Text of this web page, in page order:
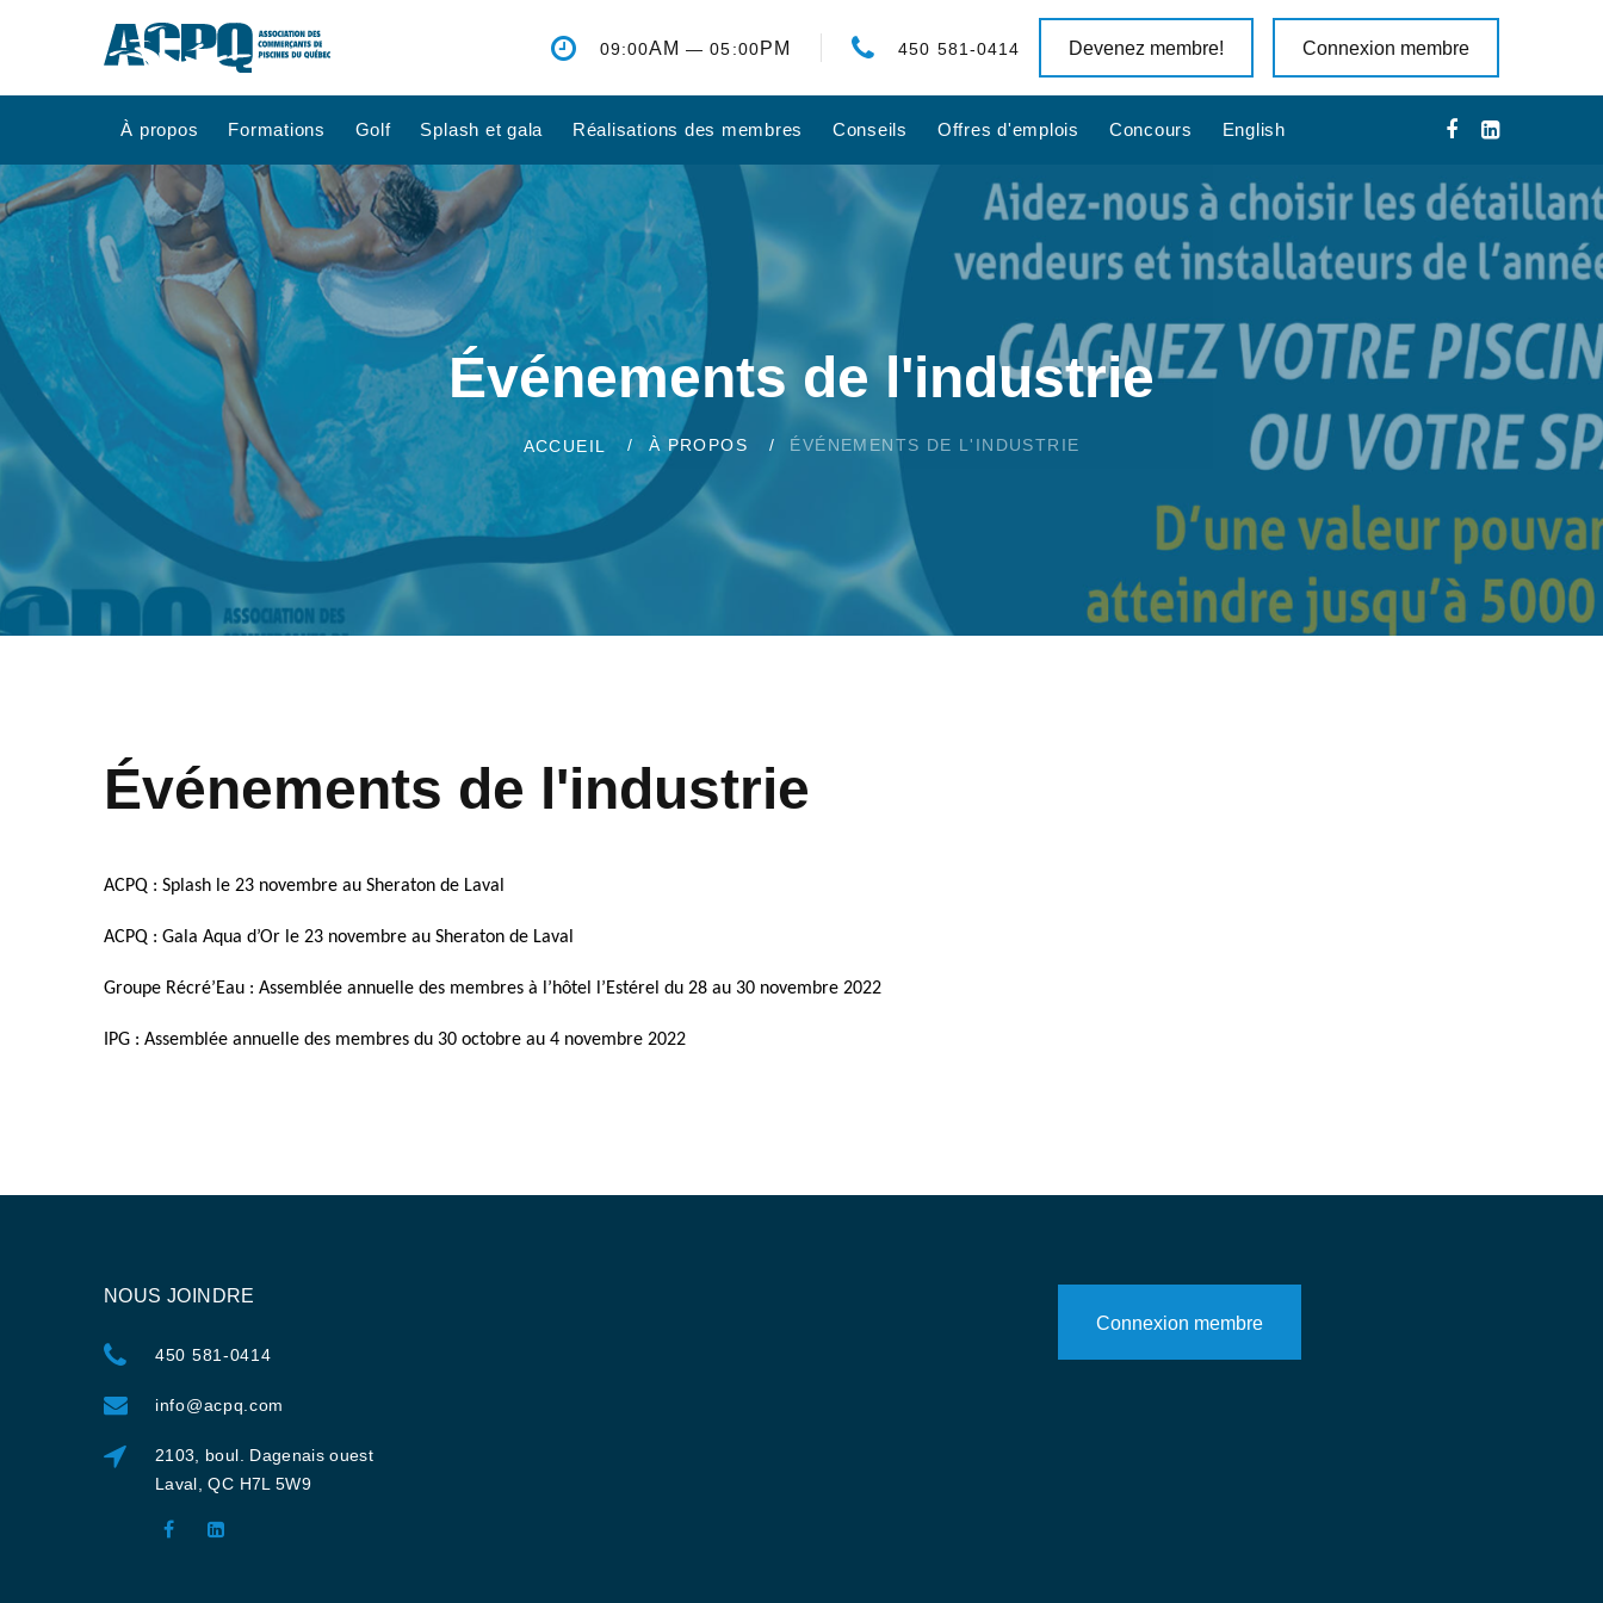
09:00AM — 05:00PM 450 581-0414 Devenez membre! Connexion membre
À propos Formations Golf Splash et gala Réalisations des membres Conseils Offres d'emplois Concours English
Événements de l'industrie
ACCUEIL À PROPOS ÉVÉNEMENTS DE L'INDUSTRIE
Événements de l'industrie
ACPQ : Splash le 23 novembre au Sheraton de Laval
ACPQ : Gala Aqua d’Or le 23 novembre au Sheraton de Laval
Groupe Récré’Eau : Assemblée annuelle des membres à l’hôtel l’Estérel du 28 au 30 novembre 2022
IPG : Assemblée annuelle des membres du 30 octobre au 4 novembre 2022
NOUS JOINDRE
450 581-0414
info@acpq.com
2103, boul. Dagenais ouest
Laval, QC H7L 5W9
Connexion membre